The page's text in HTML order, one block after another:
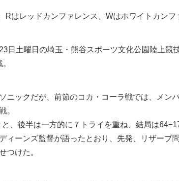
はレッドカンファレンス、Wはホワイトカンフ
日土曜日の埼玉・熊谷スポーツ文化公園陸上競
ックだが、前節のコカ・コーラ戦では、メン
。
、後半は一方的に７トライを重ね、結局は
ィーンズ監督が語ったとおり、先発、リザーブ
つけた。